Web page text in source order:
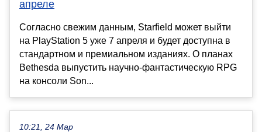
апреле
Согласно свежим данным, Starfield может выйти
на PlayStation 5 уже 7 апреля и будет доступна в
стандартном и премиальном изданиях. О планах
Bethesda выпустить научно-фантастическую RPG
на консоли Son...
10:21, 24 Мар